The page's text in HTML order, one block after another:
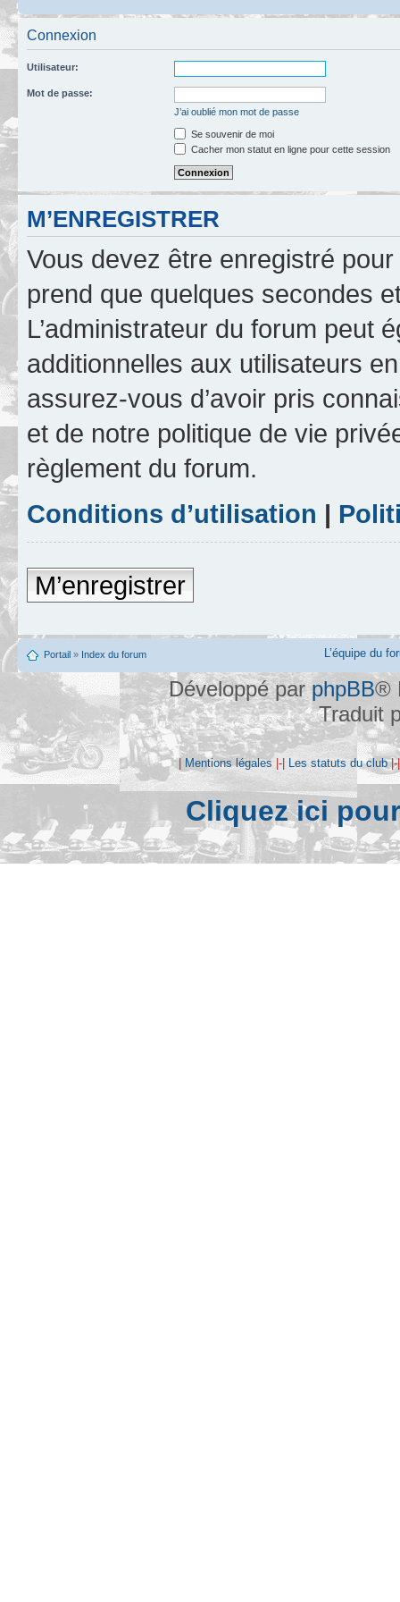
Connexion
Utilisateur:
Mot de passe:
J’ai oublié mon mot de passe
Se souvenir de moi
Cacher mon statut en ligne pour cette session
M’ENREGISTRER
Vous devez être enregistré
prend que quelques secondes
L’administrateur du forum peut
additionnelles aux utilisateurs
assurez-vous d’avoir pris
et de notre politique de vie
règlement du forum.
Conditions d’utilisation |
M’enregistrer
Portail » Index du forum L’équipe du
Développé parphpBB®
Traduit
| Mentions légales |-| Les statuts du club
Cliquez ici